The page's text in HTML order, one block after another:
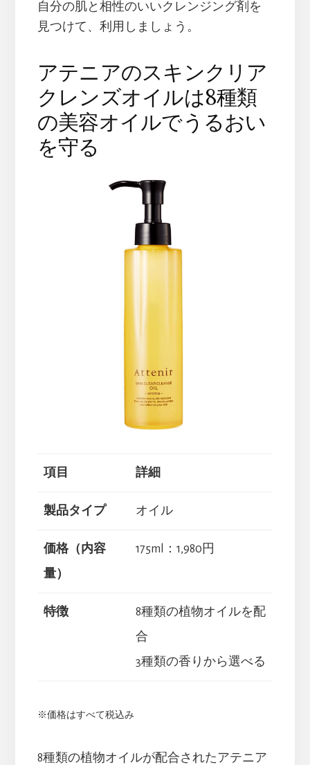
自分の肌と相性のいいクレンジング剤を
見つけて、利用しましょう。
アテニアのスキンクリア
クレンズオイルは8種類
の美容オイルでうるおい
を守る
項目 詳細
製品タイプ オイル
価格（内容
量）
175ml：1,980円
特徴
8種類の植物オイルを配
合
3種類の香りから選べる
※価格はすべて税込み
8種類の植物オイルが配合されたアテニア